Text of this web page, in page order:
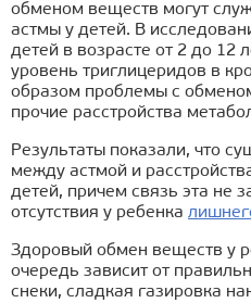
обменом веществ могут
астмы у детей. В
детей в возрасте от 2 до 12
уровень триглицеридов в
образом проблемы с
прочие расстройства
Результаты показали, что
между астмой и
детей, причем связь эта не
отсутствия у ребенка
Здоровый обмен веществ у
очередь зависит от
снеки, сладкая газировка